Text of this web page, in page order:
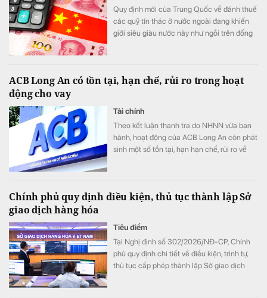
Quy định mới của Trung Quốc về đánh thuế
các quỹ tín thác ở nước ngoài đang khiến
giới siêu giàu nước này như ngồi trên đống
ACB Long An có tồn tại, hạn chế, rủi ro trong hoạt
động cho vay
Tài chính
Theo kết luận thanh tra do NHNN vừa ban
hành, hoạt động của ACB Long An còn phát
sinh một số tồn tại, hạn hạn chế, rủi ro về
động chuyển tiền ra nước ngoài.
Chính phủ quy định điều kiện, thủ tục thành lập Sở
giao dịch hàng hóa
Tiêu điểm
Tại Nghị định số 302/2026/NĐ-CP, Chính
phủ quy định chi tiết về điều kiện, trình tự,
thủ tục cấp phép thành lập Sở giao dịch